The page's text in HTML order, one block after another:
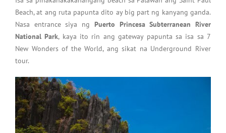
Beach, at ang ruta papunta dito ay big part ng kanyang ganda.
Nasa entrance siya ng Puerto Princesa Subterranean River
National Park, kaya ito rin ang gateway papunta sa isa sa 7
New Wonders of the World, ang sikat na Underground River
tour.